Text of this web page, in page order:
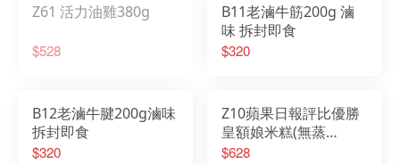
Z61 活力油雞380g
$528
B11老滷牛筋200g 滷
味 拆封即食
$320
B12老滷牛腱200g滷味
拆封即食
$320
Z10蘋果日報評比優勝
皇額娘米糕(無蒸
籠)1200g
$628